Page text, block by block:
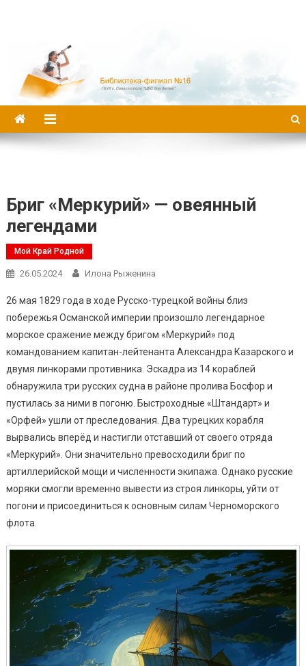
Бриг «Меркурий» — овеянный
легендами
Мой Край Родной
26.05.2024 Илона Рыженина
26 мая 1829 года в ходе Русско-турецкой войны близ
побережья Османской империи произошло легендарное
морское сражение между бригом «Меркурий» под
командованием капитан-лейтенанта Александра Казарского и
двумя линкорами противника. Эскадра из 14 кораблей
обнаружила три русских судна в районе пролива Босфор и
пустилась за ними в погоню. Быстроходные «Штандарт» и
«Орфей» ушли от преследования. Два турецких корабля
вырвались вперёд и настигли отставший от своего отряда
«Меркурий». Они значительно превосходили бриг по
артиллерийской мощи и численности экипажа. Однако русские
моряки смогли временно вывести из строя линкоры, уйти от
погони и присоединиться к основным силам Черноморского
флота.